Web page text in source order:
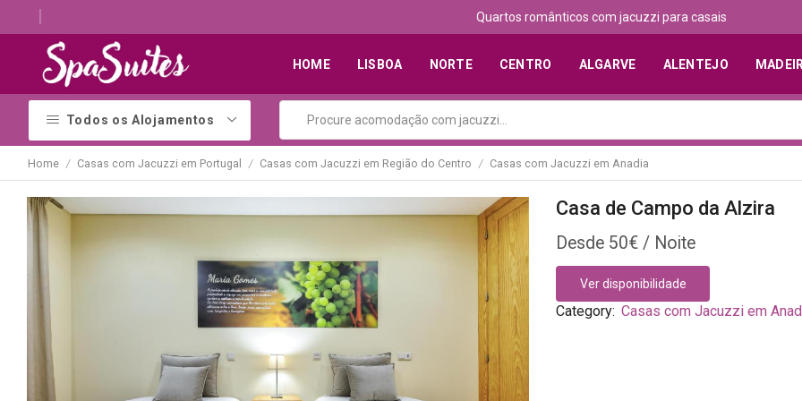
Quartos românticos com jacuzzi para casais
HOME LISBOA NORTE CENTRO ALGARVE ALENTEJO
Todos os Alojamentos
Home / Casas com Jacuzzi em Portugal / Casas com Jacuzzi em Região do Centro / Casas com Jacuzzi em Anadia
Casa de Campo da Alzira
50€
Ver disponibilidade
Category: Casas com Jacuzzi em